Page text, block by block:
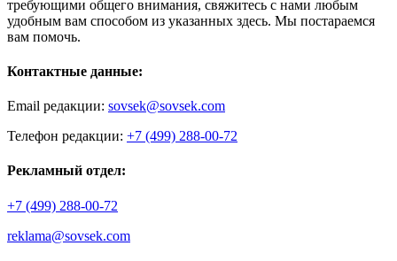
требующими общего внимания, свяжитесь с нами любым
удобным вам способом из указанных здесь. Мы постараемся
вам помочь.
Контактные данные:
Email редакции: sovsek@sovsek.com
Телефон редакции: +7 (499) 288-00-72
Рекламный отдел:
+7 (499) 288-00-72
reklama@sovsek.com